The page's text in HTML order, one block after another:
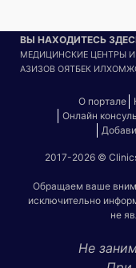
ВЫ НАХОДИТЕСЬ
МЕДИЦИНСКИЕ ЦЕНТРЫ
АЗИЗОВ ОЯТБЕК
О портале
Онлайн
2017-2026 ©
Обращаем ваше
исключительно
не
Не